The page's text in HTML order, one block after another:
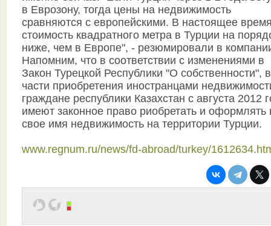
в Еврозону, тогда цены на недвижимость
сравняются с европейскими. В настоящее
стоимость квадратного метра в Турции на
ниже, чем в Европе", - резюмировали в
Напомним, что в соответствии с изменениями в
Закон Турецкой Республики "О собственности", в
части приобретения иностранцами
граждане республики Казахстан с августа 2012
имеют законное право риобретать и оформлять
свое имя недвижимость на территории Турции.
www.regnum.ru/news/fd-abroad/turkey/